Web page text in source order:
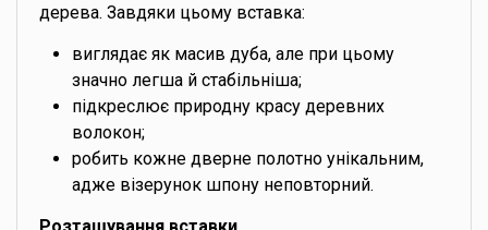
дерева. Завдяки цьому вставка:
виглядає як масив дуба, але при цьому
значно легша й стабільніша;
підкреслює природну красу деревних
волокон;
робить кожне дверне полотно унікальним,
адже візерунок шпону неповторний.
Розташування вставки